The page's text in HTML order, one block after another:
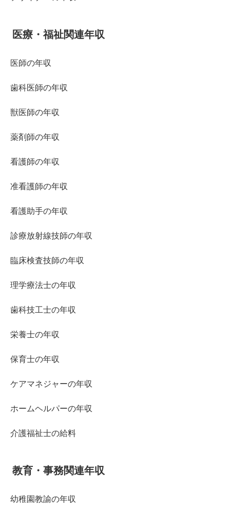
医療・福祉関連年収
医師の年収
歯科医師の年収
獣医師の年収
薬剤師の年収
看護師の年収
准看護師の年収
看護助手の年収
診療放射線技師の年収
臨床検査技師の年収
理学療法士の年収
歯科技工士の年収
栄養士の年収
保育士の年収
ケアマネジャーの年収
ホームヘルパーの年収
介護福祉士の給料
教育・事務関連年収
幼稚園教諭の年収